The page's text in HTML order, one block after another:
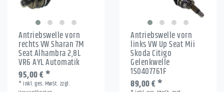
Antriebswelle vorn
rechts VW Sharan 7M
Seat Alhambra 2,8L
VR6 AYL Automatik
95,00 € *
*inkl. ges. MwSt.zzgl.
Antriebswelle vorn
links VW Up Seat Mii
Skoda Citigo
Gelenkwelle
1S0407761F
89,00 € *